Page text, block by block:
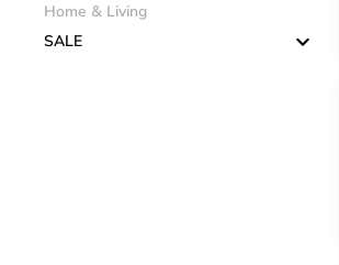
Home & Living
SALE